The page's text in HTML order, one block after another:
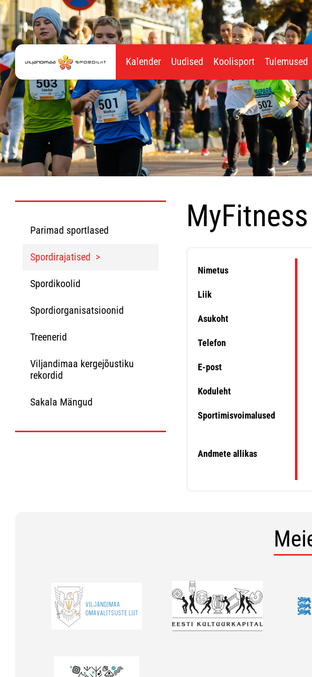
Kalender Uudised Koolisport Tulemused
Parimad sportlased
Spordirajatised
Spordikoolid
Spordiorganisatsioonid
Treenerid
Viljandimaa kergejõustiku
rekordid
Sakala Mängud
Nimetus
Liik
Asukoht
Telefon
E-post
Koduleht
Sportimisvoimalused
Andmete allikas